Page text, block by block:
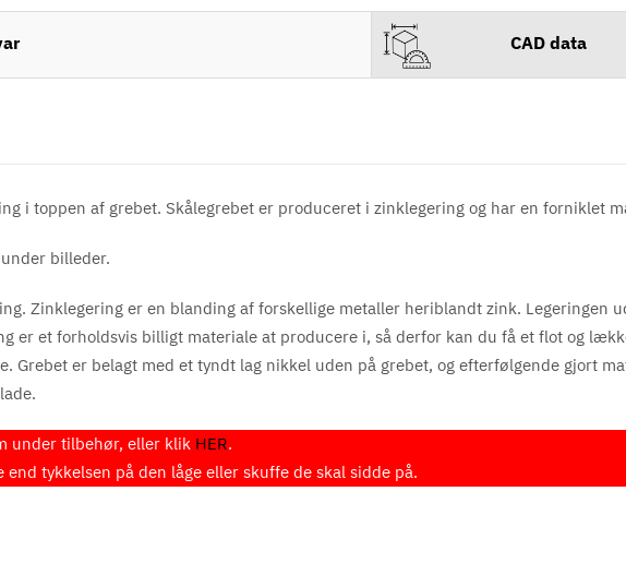
i toppen af grebet. Skålegrebet er produceret i zinklegering og har en forniklet
billeder.
Zinklegering er en blanding af forskellige metaller heriblandt zink. Legeringen
er et forholdsvis billigt materiale at producere i, så derfor kan du få et flot og
Grebet er belagt med et tyndt lag nikkel uden på grebet, og efterfølgende gjort
under tilbehør, eller klik HER.
tykkelsen på den låge eller skuffe de skal sidde på.
CAD data